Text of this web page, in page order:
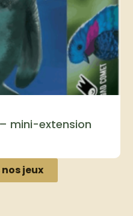
mini-extension
jeux